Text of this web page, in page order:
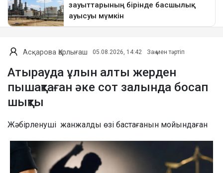
Асқарова Қарлығаш 05.08.2026, 14:42 Заң мен тәртіп
Атырауда ұлын алты жерден
пышақтаған әке сот залында босап
шықты
Жәбірленуші жанжалды өзі бастағанын мойындаған